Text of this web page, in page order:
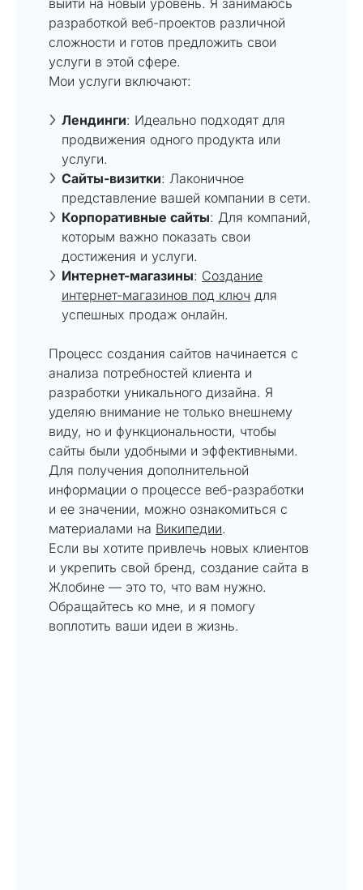
разработкой веб-проектов различной
сложности и готов предложить свои
услуги в этой сфере.
Мои услуги включают:
Лендинги: Идеально подходят для
продвижения одного продукта или
услуги.
Сайты-визитки: Лаконичное
представление вашей компании в сети.
Корпоративные сайты: Для компаний,
которым важно показать свои
достижения и услуги.
Интернет-магазины: Создание
интернет-магазинов под ключ для
успешных продаж онлайн.
Процесс создания сайтов начинается с
анализа потребностей клиента и
разработки уникального дизайна. Я
уделяю внимание не только внешнему
виду, но и функциональности, чтобы
сайты были удобными и эффективными.
Для получения дополнительной
информации о процессе веб-разработки
и ее значении, можно ознакомиться с
материалами на Википедии.
Если вы хотите привлечь новых клиентов
и укрепить свой бренд, создание сайта в
Жлобине — это то, что вам нужно.
Обращайтесь ко мне, и я помогу
воплотить ваши идеи в жизнь.